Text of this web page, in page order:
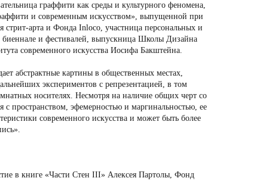
граффити как среды и культурного феномена,
и современным искусством», выпущенной при
стрит-арта и Фонда Inloco, участница персональных и
биеннале и фестивалей, выпускница Школы Дизайна
современного искусства Иосифа Бакштейна.
абстрактные картины в общественных местах,
экспериментов с репрезентацией, в том
носителях. Несмотря на наличие общих черт со
с пространством, эфемерностью и маргинальностью, ее
современного искусства и может быть более
в книге «Части Стен III» Алексея Партолы, Фонд